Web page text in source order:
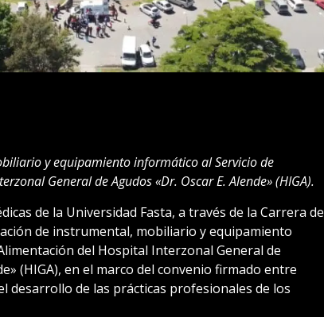
y equipamiento informático al Servicio de
General de Agudos «Dr. Oscar E. Alende» (HIGA).
de la Universidad Fasta, a través de la Carrera de
de instrumental, mobiliario y equipamiento
del Hospital Interzonal General de
(HIGA), en el marco del convenio firmado entre
desarrollo de las prácticas profesionales de los